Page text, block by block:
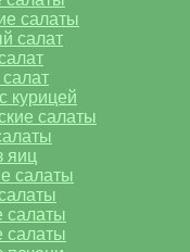
салаты
салат
курицей
салаты
яиц
салаты
салаты
салаты